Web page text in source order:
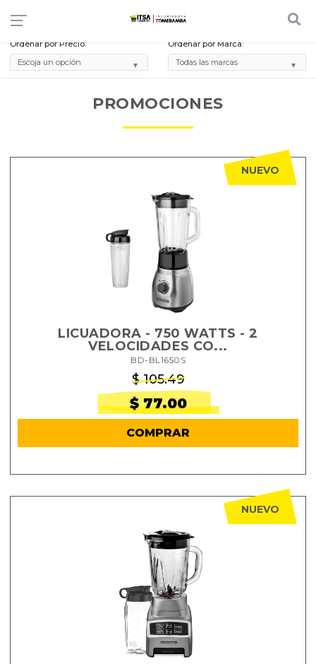
Ordenar por Precio: Ordenar por Marca:
PROMOCIONES
NUEVO
LICUADORA - 750 WATTS - 2
VELOCIDADES CO...
BD-BL1650S
$ 105.49
$ 77.00
COMPRAR
NUEVO